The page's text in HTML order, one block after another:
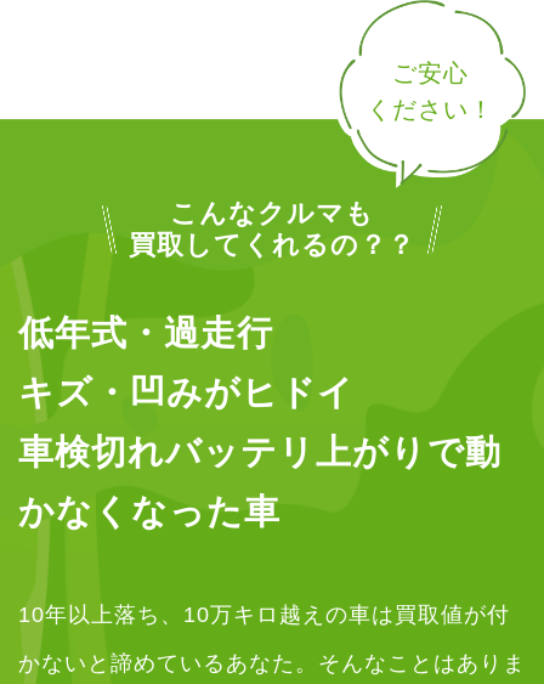
こんなクルマも
買取してくれるの？？
低年式・過走行
キズ・凹みがヒドイ
車検切れバッテリ上がりで動
かなくなった車
ご安心
ください！
10年以上落ち、10万キロ越えの車は買取値が付
かないと諦めているあなた。そんなことはありま